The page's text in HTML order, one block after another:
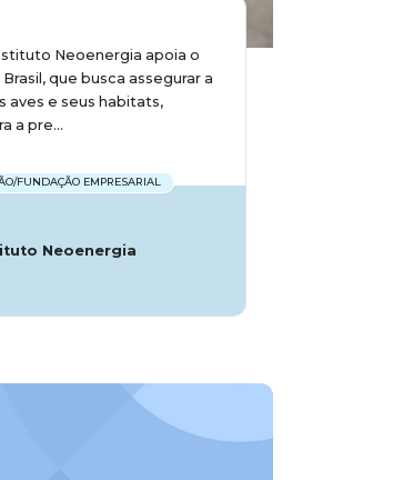
Neoenergia apoia o
que busca assegurar a
aves e seus habitats,
a pre...
FUNDAÇÃO EMPRESARIAL
Neoenergia